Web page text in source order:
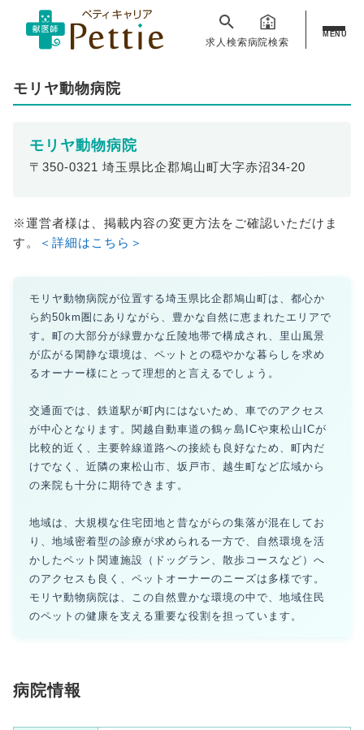
求人検索病院検索
MENU
モリヤ動物病院
モリヤ動物病院
〒350-0321 埼玉県比企郡鳩山町大字赤沼34-20
※運営者様は、掲載内容の変更方法をご確認いただけま
す。
＜詳細はこちら＞
モリヤ動物病院が位置する埼玉県比企郡鳩山町は、都心か
ら約50km圏にありながら、豊かな自然に恵まれたエリアで
す。町の大部分が緑豊かな丘陵地帯で構成され、里山風景
が広がる閑静な環境は、ペットとの穏やかな暮らしを求め
るオーナー様にとって理想的と言えるでしょう。
交通面では、鉄道駅が町内にはないため、車でのアクセス
が中心となります。関越自動車道の鶴ヶ島ICや東松山ICが
比較的近く、主要幹線道路への接続も良好なため、町内だ
けでなく、近隣の東松山市、坂戸市、越生町など広域から
の来院も十分に期待できます。
地域は、大規模な住宅団地と昔ながらの集落が混在してお
り、地域密着型の診療が求められる一方で、自然環境を活
かしたペット関連施設（ドッグラン、散歩コースなど）へ
のアクセスも良く、ペットオーナーのニーズは多様です。
モリヤ動物病院は、この自然豊かな環境の中で、地域住民
のペットの健康を支える重要な役割を担っています。
病院情報